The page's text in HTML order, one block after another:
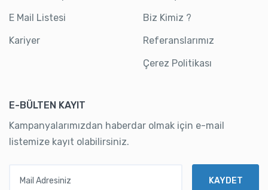
E Mail Listesi
Kariyer
Biz Kimiz ?
Referanslarımız
Çerez Politikası
E-BÜLTEN KAYIT
Kampanyalarımızdan haberdar olmak için e-mail
listemize kayıt olabilirsiniz.
KAYDET